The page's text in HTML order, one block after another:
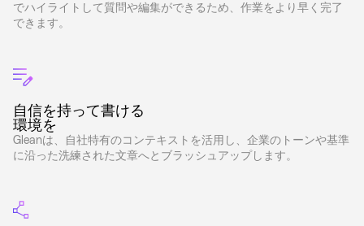
でハイライトして質問や編集ができるため、作業をより早く完了
できます。
自信を持って書ける
環境を
Gleanは、自社特有のコンテキストを活用し、企業のトーンや基準
に沿った洗練された文章へとブラッシュアップします。